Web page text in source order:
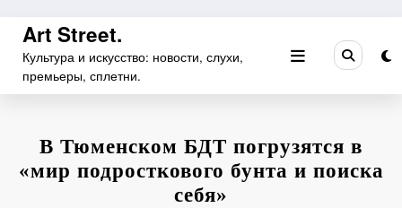
Перейти
содержимому
Art Street.
Культура и искусство: новости, слухи,
премьеры, сплетни.
В Тюменском БДТ погрузятся в
«мир подросткового бунта и поиска
себя»